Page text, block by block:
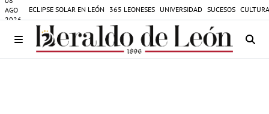
AGO
2026
ECLIPSE SOLAR EN LEÓN 365 LEONESES UNIVERSIDAD SUCESOS